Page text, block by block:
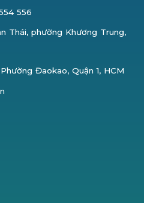
556
Thái, phường Khương Trung,
Đaokao, Quận 1, HCM